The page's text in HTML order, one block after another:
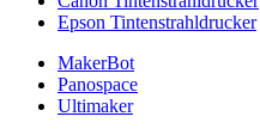
Epson Tintenstrahldrucker
MakerBot
Panospace
Ultimaker